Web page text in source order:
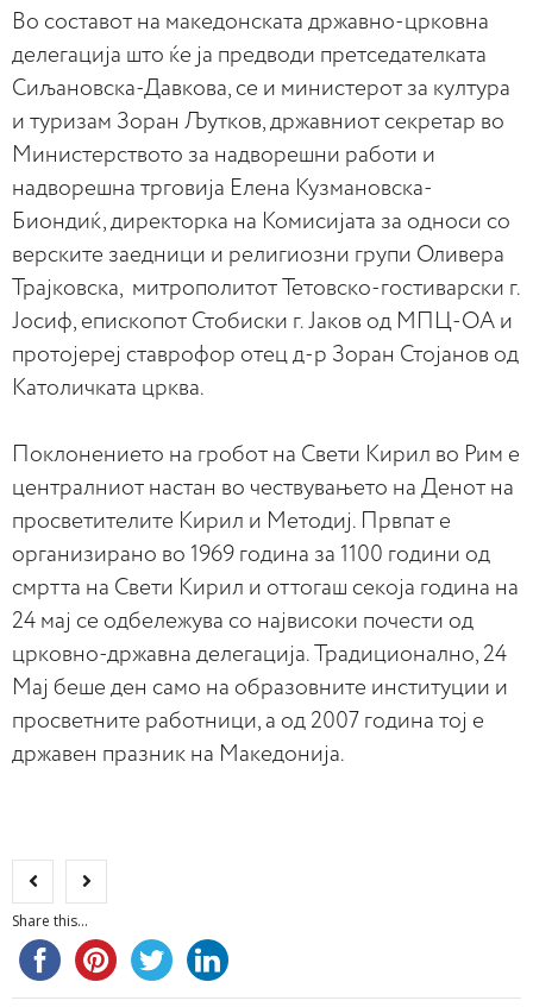
Во составот на македонската државно-црковна
делегација што ќе ја предводи претседателката
Сиљановска-Давкова, се и министерот за култура
и туризам Зоран Љутков, државниот секретар во
Министерството за надворешни работи и
надворешна трговија Елена Кузмановска-
Биондиќ, директорка на Комисијата за односи со
верските заедници и религиозни групи Оливера
Трајковска, митрополитот Тетовско-гостиварски г.
Јосиф, епископот Стобиски г. Јаков од МПЦ-ОА и
протојереј ставрофор отец д-р Зоран Стојанов од
Католичката црква.
Поклонението на гробот на Свети Кирил во Рим е
централниот настан во чествувањето на Денот на
просветителите Кирил и Методиј. Првпат е
организирано во 1969 година за 1100 години од
смртта на Свети Кирил и оттогаш секоја година на
24 мај се одбележува со највисоки почести од
црковно-државна делегација. Традиционално, 24
Мај беше ден само на образовните институции и
просветните работници, а од 2007 година тој е
државен празник на Македонија.
Share this...